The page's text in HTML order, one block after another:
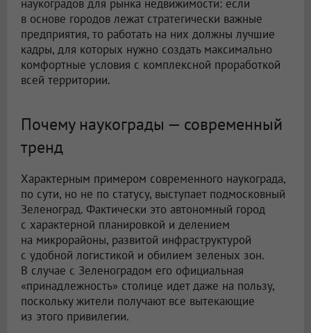
наукоградов для рынка недвижимости: если
в основе городов лежат стратегически важные
предприятия, то работать на них должны лучшие
кадры, для которых нужно создать максимально
комфортные условия с комплексной проработкой
всей территории.
Почему наукограды — современный
тренд
Характерным примером современного наукограда,
по сути, но не по статусу, выступает подмосковный
Зеленоград. Фактически это автономный город
с характерной планировкой и делением
на микрорайоны, развитой инфраструктурой
с удобной логистикой и обилием зеленых зон.
В случае с Зеленоградом его официальная
«принадлежность» столице идет даже на пользу,
поскольку жители получают все вытекающие
из этого привилегии.